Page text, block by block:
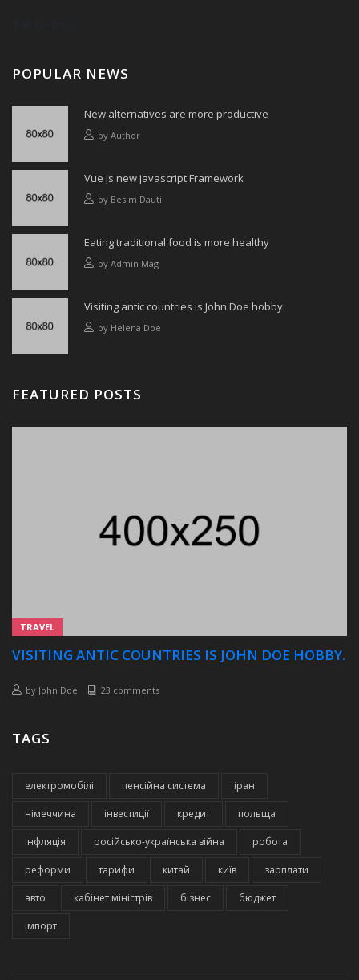
POPULAR NEWS
New alternatives are more productive
by Author
Vue js new javascript Framework
by Besim Dauti
Eating traditional food is more healthy
by Admin Mag
Visiting antic countries is John Doe hobby.
by Helena Doe
FEATURED POSTS
TRAVEL
VISITING ANTIC COUNTRIES IS JOHN DOE HOBBY.
by John Doe 23 comments
TAGS
електромобілі пенсійна система іран
німеччина інвестиції кредит польща
інфляція російсько-українська війна робота
реформи тарифи китай київ зарплати
авто кабінет міністрів бізнес бюджет
імпорт